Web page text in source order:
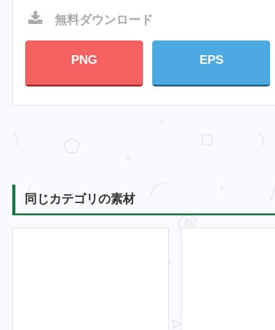
無料ダウンロード
PNG EPS
同じカテゴリの素材